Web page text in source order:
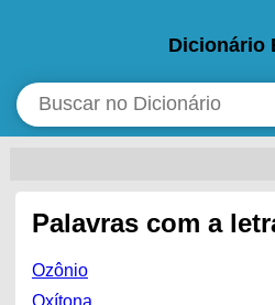
Dicionário
Palavras com a
Ozônio
Oxítona